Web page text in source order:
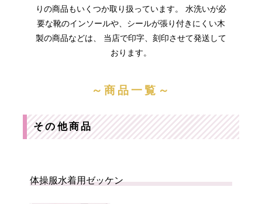
方
りの商品もいくつか取り扱っています。 水洗いが必
要な靴のインソールや、シールが張り付きにくい木
製の商品などは、 当店で印字、刻印させて発送して
おります。
～商品一覧～
その他商品
体操服水着用ゼッケン